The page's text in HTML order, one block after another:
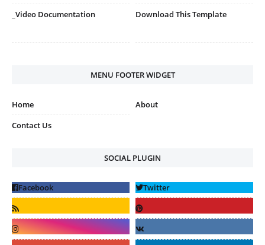
_Video Documentation
Download This Template
MENU FOOTER WIDGET
Home
About
Contact Us
SOCIAL PLUGIN